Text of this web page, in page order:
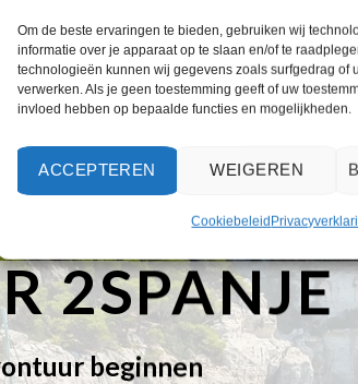
Om de beste ervaringen te bieden, gebruiken wij
informatie over je apparaat op te slaan en/of te
technologieën kunnen wij gegevens zoals surfgedrag of
verwerken. Als je geen toestemming geeft of uw
invloed hebben op bepaalde functies en mogelijkheden.
ACCEPTEREN WEIGEREN
Cookiebeleid
2SPANJE
beginnen